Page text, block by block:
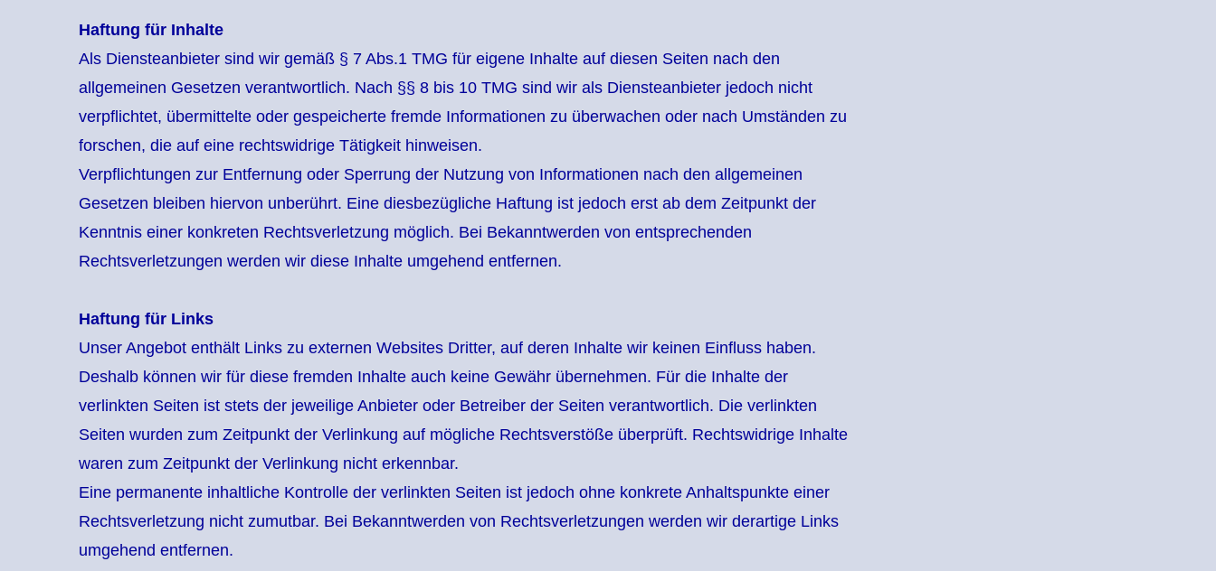
Haftung für Inhalte
Als Diensteanbieter sind wir gemäß § 7 Abs.1 TMG für eigene Inhalte auf diesen Seiten nach den
allgemeinen Gesetzen verantwortlich. Nach §§ 8 bis 10 TMG sind wir als Diensteanbieter jedoch nicht
verpflichtet, übermittelte oder gespeicherte fremde Informationen zu überwachen oder nach Umständen zu
forschen, die auf eine rechtswidrige Tätigkeit hinweisen.
Verpflichtungen zur Entfernung oder Sperrung der Nutzung von Informationen nach den allgemeinen
Gesetzen bleiben hiervon unberührt. Eine diesbezügliche Haftung ist jedoch erst ab dem Zeitpunkt der
Kenntnis einer konkreten Rechtsverletzung möglich. Bei Bekanntwerden von entsprechenden
Rechtsverletzungen werden wir diese Inhalte umgehend entfernen.
Haftung für Links
Unser Angebot enthält Links zu externen Websites Dritter, auf deren Inhalte wir keinen Einfluss haben.
Deshalb können wir für diese fremden Inhalte auch keine Gewähr übernehmen. Für die Inhalte der
verlinkten Seiten ist stets der jeweilige Anbieter oder Betreiber der Seiten verantwortlich. Die verlinkten
Seiten wurden zum Zeitpunkt der Verlinkung auf mögliche Rechtsverstöße überprüft. Rechtswidrige Inhalte
waren zum Zeitpunkt der Verlinkung nicht erkennbar.
Eine permanente inhaltliche Kontrolle der verlinkten Seiten ist jedoch ohne konkrete Anhaltspunkte einer
Rechtsverletzung nicht zumutbar. Bei Bekanntwerden von Rechtsverletzungen werden wir derartige Links
umgehend entfernen.